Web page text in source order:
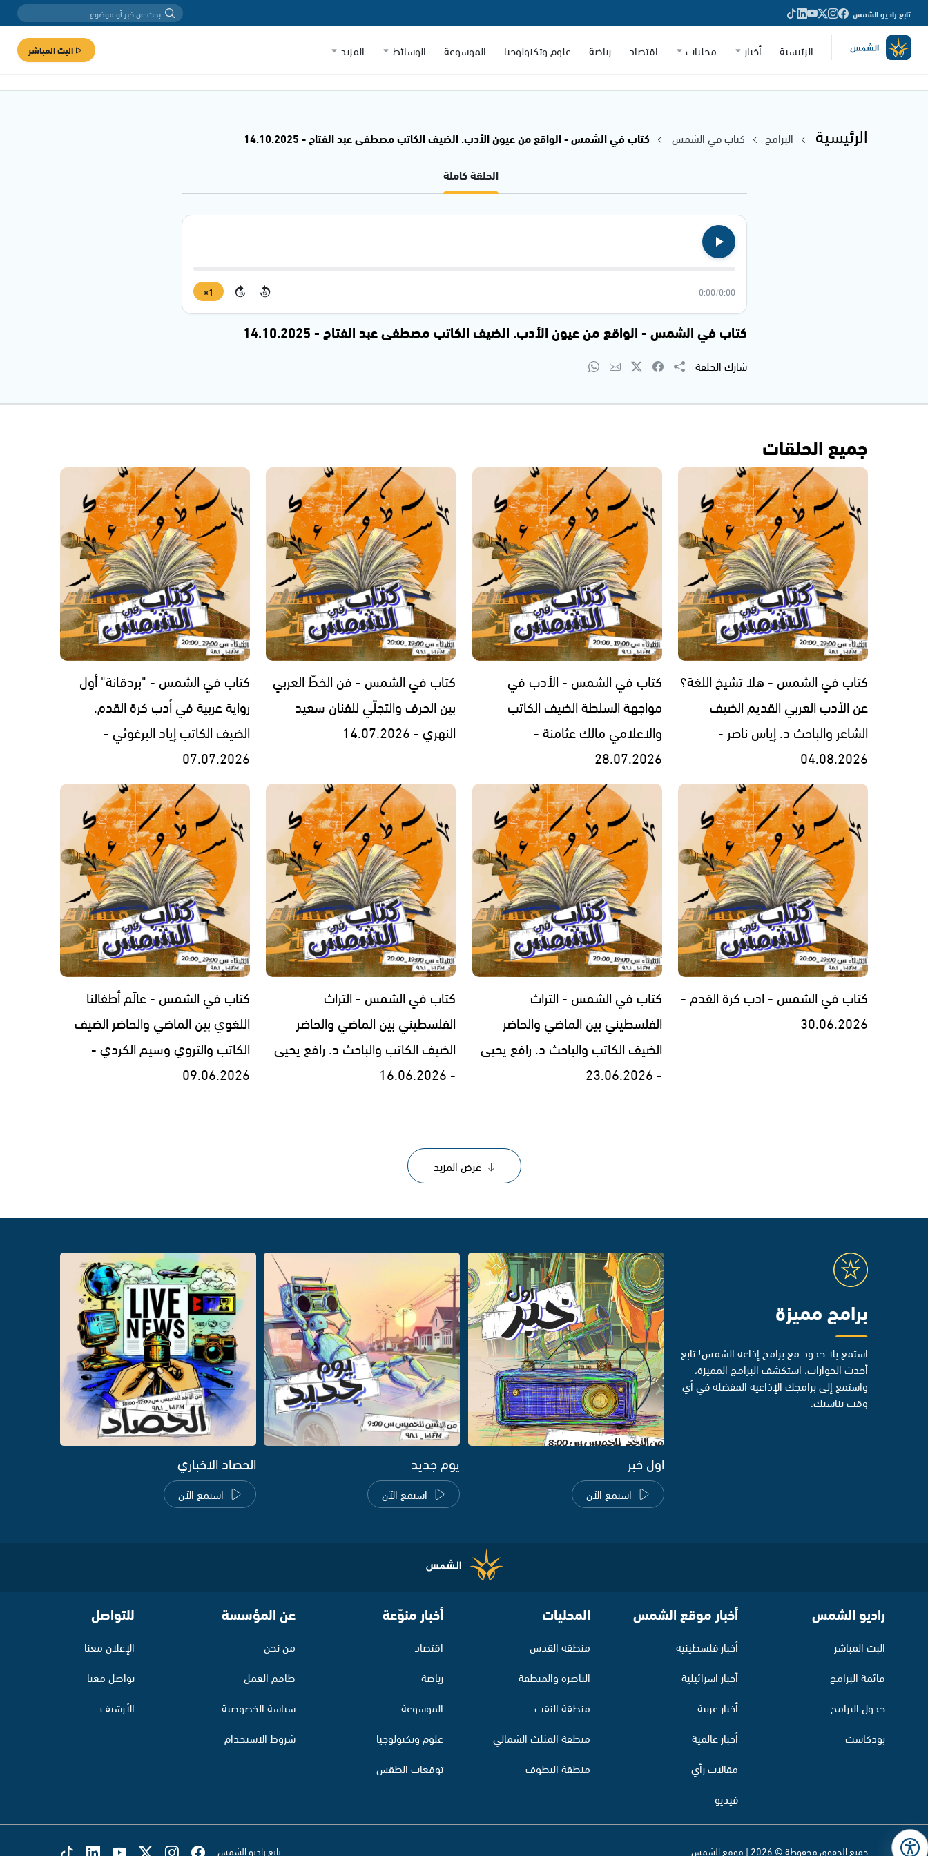
تابع راديو الشمس
الرئيسية أخبار محليات اقتصاد رياضة علوم وتكنولوجيا الموسوعة الوسائط المزيد البث المباشر
الرئيسية البرامج كتاب في الشمس
كتاب في الشمس - الواقع من عيون الأدب. الضيف الكاتب مصطفى عبد الفتاح - 14.10.2025
الحلقة كاملة
0:00
/
0:00
15
15
1×
كتاب في الشمس - الواقع من عيون الأدب. الضيف الكاتب مصطفى عبد الفتاح - 14.10.2025
شارك الحلقة
جميع الحلقات
كتاب في الشمس - هلا تشيخ اللغة؟
عن الأدب العربي القديم الضيف
الشاعر والباحث د. إياس ناصر -
04.08.2026
كتاب في الشمس - الأدب في
مواجهة السلطة الضيف الكاتب
والاعلامي مالك عثامنة -
28.07.2026
كتاب في الشمس - فن الخطّ العربي
بين الحرف والتجلّي للفنان سعيد
النهري - 14.07.2026
كتاب في الشمس - "بردقانة" أول
رواية عربية في أدب كرة القدم.
الضيف الكاتب إياد البرغوثي -
07.07.2026
كتاب في الشمس - ادب كرة القدم -
30.06.2026
كتاب في الشمس - التراث
الفلسطيني بين الماضي والحاضر
الضيف الكاتب والباحث د. رافع يحيى
- 23.06.2026
كتاب في الشمس - التراث
الفلسطيني بين الماضي والحاضر
الضيف الكاتب والباحث د. رافع يحيى
- 16.06.2026
كتاب في الشمس - عالَم أطفالنا
اللغوي بين الماضي والحاضر الضيف
الكاتب والتروي وسيم الكردي -
‎09.06.2026
عرض المزيد
برامج مميزة
استمع بلا حدود مع برامج إذاعة الشمس! تابع
أحدث الحوارات، استكشف البرامج المميزة،
واستمع إلى برامجك الإذاعية المفضلة في أي
وقت يناسبك.
اول خبر
استمع الآن
يوم جديد
استمع الآن
الحصاد الاخباري
استمع الآن
راديو الشمس
البث المباشر
قائمة البرامج
جدول البرامج
بودكاست
أخبار موقع الشمس
أخبار فلسطينية
أخبار اسرائيلية
أخبار عربية
أخبار عالمية
مقالات رأي
فيديو
المحليات
منطقة القدس
الناصرة والمنطقة
منطقة النقب
منطقة المثلث الشمالي
منطقة البطوف
أخبار منوّعة
اقتصاد
رياضة
الموسوعة
علوم وتكنولوجيا
توقعات الطقس
عن المؤسسة
من نحن
طاقم العمل
سياسة الخصوصية
شروط الاستخدام
للتواصل
الإعلان معنا
تواصل معنا
الأرشيف
جميع الحقوق محفوظة © 2026 | موقع الشمس تابع راديو الشمس